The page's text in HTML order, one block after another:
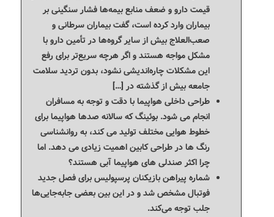
قیمت دارو و ضعف منابع بیمه‌ها فشار سنگینی بر
بیماران وارد کرده است، گفت بیماران سرطانی و
صعب‌العلاج بیش از سایر گروه‌ها در تأمین دارو با
مشکل مواجه هستند و اگر هرچه سریع‌تر برای رفع
این مشکلات چاره‌اندیشی نشود، بدون تردید سلامت
جامعه بیش از گذشته در […]
طراحی داخلی هواپیما با دقت و توجه به مسافران
انجام می شود. بوئینگ که سالانه صدها هواپیما برای
خطوط هوایی مختلف تولید می کند، به روانشناسی
رنگ ها در طراحی کابین اهمیت زیادی می دهد. اما
چرا اکثر صندلی های هواپیما آبی هستند؟
شماره پیراهن بازیکنان پرسپولیس برای فصل جدید
فوتبال مشخص شد و در این بین بعضی جابه‌جایی‌ها
جلب توجه می‌کند.